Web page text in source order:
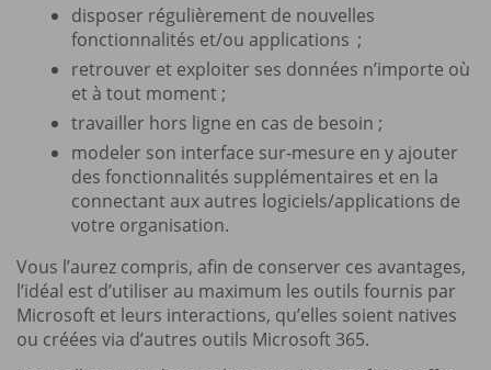
disposer régulièrement de nouvelles
fonctionnalités et/ou applications ;
retrouver et exploiter ses données n’importe où
et à tout moment ;
travailler hors ligne en cas de besoin ;
modeler son interface sur-mesure en y ajouter
des fonctionnalités supplémentaires et en la
connectant aux autres logiciels/applications de
votre organisation.
Vous l’aurez compris, afin de conserver ces avantages,
l’idéal est d’utiliser au maximum les outils fournis par
Microsoft et leurs interactions, qu’elles soient natives
ou créées via d’autres outils Microsoft 365.